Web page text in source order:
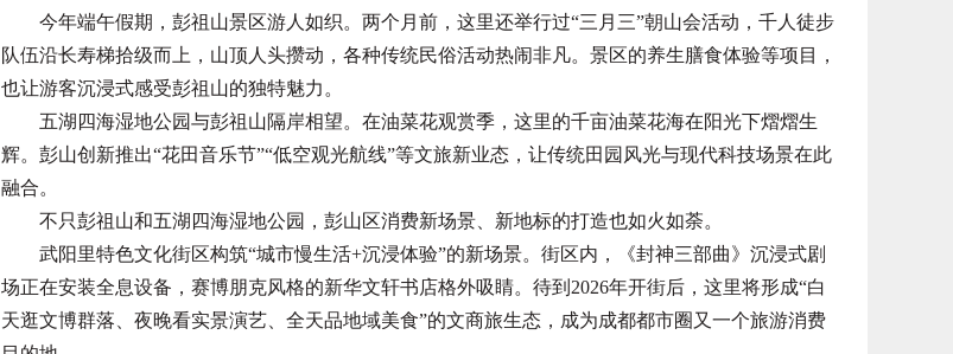
今年端午假期，彭祖山景区游人如织。两个月前，这里还举行过“三月三”朝山会活动，千人徒步
队伍沿长寿梯拾级而上，山顶人头攒动，各种传统民俗活动热闹非凡。景区的养生膳食体验等项目，
也让游客沉浸式感受彭祖山的独特魅力。
五湖四海湿地公园与彭祖山隔岸相望。在油菜花观赏季，这里的千亩油菜花海在阳光下熠熠生
辉。彭山创新推出“花田音乐节”“低空观光航线”等文旅新业态，让传统田园风光与现代科技场景在此
融合。
不只彭祖山和五湖四海湿地公园，彭山区消费新场景、新地标的打造也如火如荼。
武阳里特色文化街区构筑“城市慢生活+沉浸体验”的新场景。街区内，《封神三部曲》沉浸式剧
场正在安装全息设备，赛博朋克风格的新华文轩书店格外吸睛。待到2026年开街后，这里将形成“白
天逛文博群落、夜晚看实景演艺、全天品地域美食”的文商旅生态，成为成都都市圈又一个旅游消费